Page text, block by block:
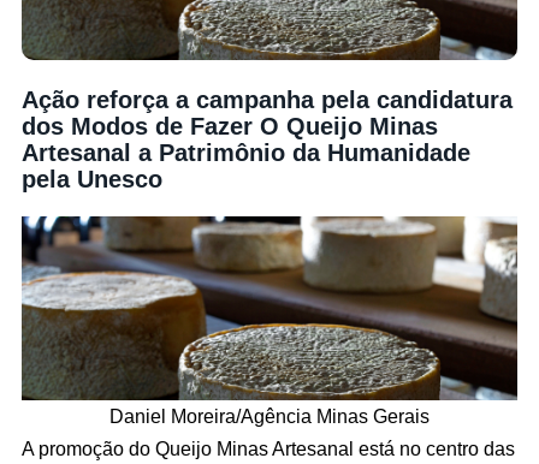
Ação reforça a campanha pela candidatura
dos Modos de Fazer O Queijo Minas
Artesanal a Patrimônio da Humanidade
pela Unesco
Daniel Moreira/Agência Minas Gerais
A promoção do Queijo Minas Artesanal está no centro das